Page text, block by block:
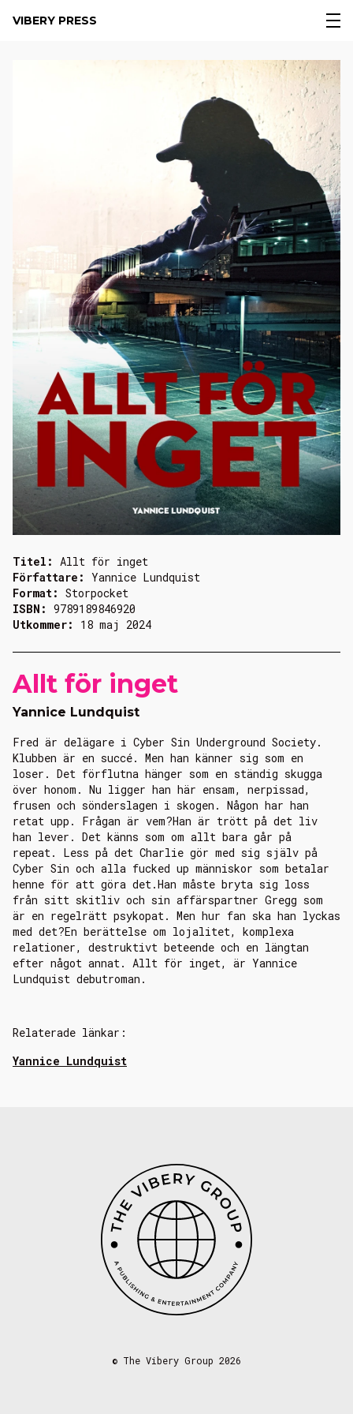
VIBERY PRESS
Allt för inget
Yannice Lundquist
Fred är delägare i Cyber Sin Underground Society.
Klubben är en succé. Men han känner sig som en
loser. Det förflutna hänger som en ständig skugga
över honom. Nu ligger han här ensam, nerpissad,
frusen och sönderslagen i skogen. Någon har han
retat upp. Frågan är vem?Han är trött på det liv
han lever. Det känns som om allt bara går på
repeat. Less på det Charlie gör med sig själv på
Cyber Sin och alla fucked up människor som betalar
henne för att göra det.Han måste bryta sig loss
från sitt skitliv och sin affärspartner Gregg som
är en regelrätt psykopat. Men hur fan ska han lyckas
med det?En berättelse om lojalitet, komplexa
relationer, destruktivt beteende och en längtan
efter något annat. Allt för inget, är Yannice
Lundquist debutroman.
Relaterade länkar:
Yannice Lundquist
Titel: Allt för inget
Författare: Yannice Lundquist
Format: Storpocket
ISBN: 9789189846920
Utkommer: 18 maj 2024
© The Vibery Group 2026